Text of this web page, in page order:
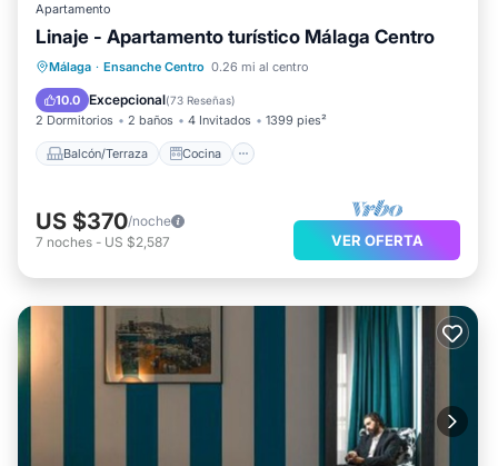
Apartamento
Linaje - Apartamento turístico Málaga Centro
Málaga · Ensanche Centro 0.26 mi al centro
10.0 Excepcional(73 Reseñas)
2 Dormitorios 2 baños 4 Invitados 1399 pies²
Balcón/Terraza Cocina
Balcón/Terraza
Cocina
Aire acondicionado
US $370/noche
7 noches - US $2,587 VER OFERTA